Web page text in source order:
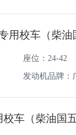
用校车（柴油
座位：24-42
发动机品牌：
车（柴油国五